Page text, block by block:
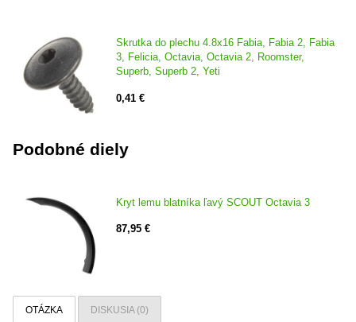
Skrutka do plechu 4.8x16 Fabia, Fabia 2, Fabia
3, Felicia, Octavia, Octavia 2, Roomster,
Superb, Superb 2, Yeti
0,41 €
Podobné diely
Kryt lemu blatníka ľavý SCOUT Octavia 3
87,95 €
OTÁZKA DISKUSIA (0)